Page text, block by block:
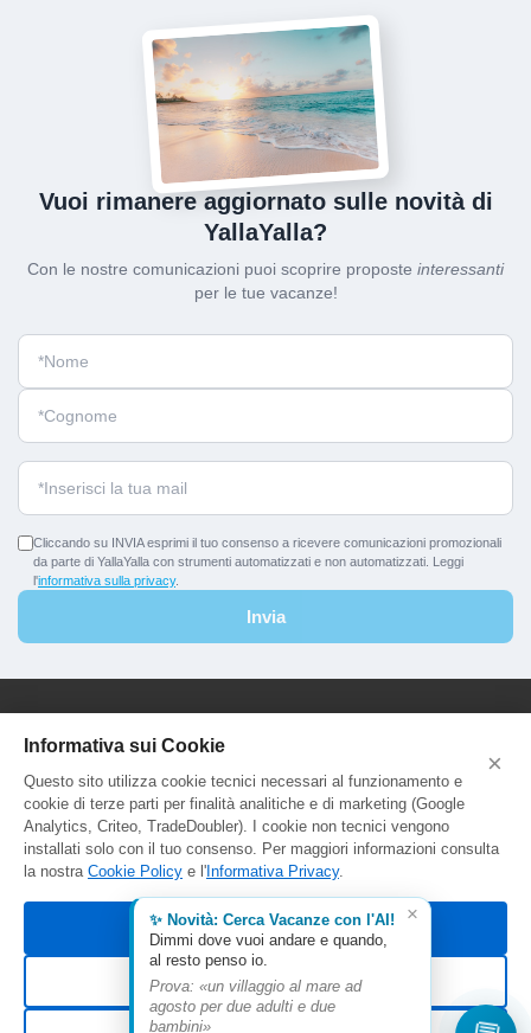
×
Informativa sui Cookie
Questo sito utilizza cookie tecnici necessari al funzionamento e
cookie di terze parti per finalità analitiche e di marketing (Google
Analytics, Criteo, TradeDoubler). I cookie non tecnici vengono
installati solo con il tuo consenso. Per maggiori informazioni consulta
la nostra Cookie Policy e l' Informativa Privacy.
Accetta tutti
Rifiuta non essenziali
✨ Novità: Cerca Vacanze con l'AI!
Dimmi dove vuoi andare e quando,
al resto penso io.
Prova: «un villaggio al mare ad
agosto per due adulti e due
bambini»
×
Vuoi rimanere aggiornato sulle novità di
YallaYalla?
Con le nostre comunicazioni puoi scoprire proposte interessanti
per le tue vacanze!
Cliccando su INVIA esprimi il tuo consenso a ricevere comunicazioni promozionali
da parte di YallaYalla con strumenti automatizzati e non automatizzati. Leggi
l'informativa sulla privacy.
Invia
YallaYalla - DICA Srl
Sede Legale e Agenzia al Pubblico:
Viale Adriatico 127 - 00141 Roma
P.Iva e C.F. IT13366331000
Aut. Reg. Lazio Prot. GR744549
© 2026 YallaYalla. Tutti i diritti riservati.